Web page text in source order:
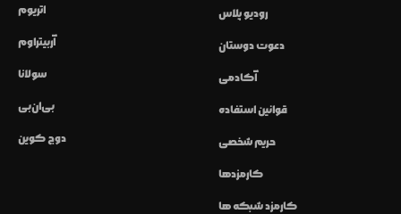
اتریوم
آربیتراوم
سولانا
بی‌ان‌بی
دوج کوین
رودیو پلاس
دعوت دوستان
آکادمی
قوانین استفاده
حریم شخصی
کارمزدها
کارمزد شبکه ها